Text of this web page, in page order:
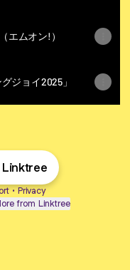
エムオン!）
ジョイ2025」
• Privacy
from Linktree